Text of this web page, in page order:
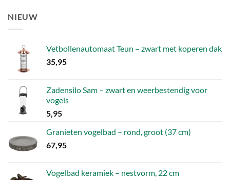
NIEUW
Vetbollenautomaat Teun – zwart met koperen dak
35,95
Zadensilo Sam – zwart en weerbestendig voor
vogels
5,95
Granieten vogelbad – rond, groot (37 cm)
67,95
Vogelbad keramiek – nestvorm, 22 cm